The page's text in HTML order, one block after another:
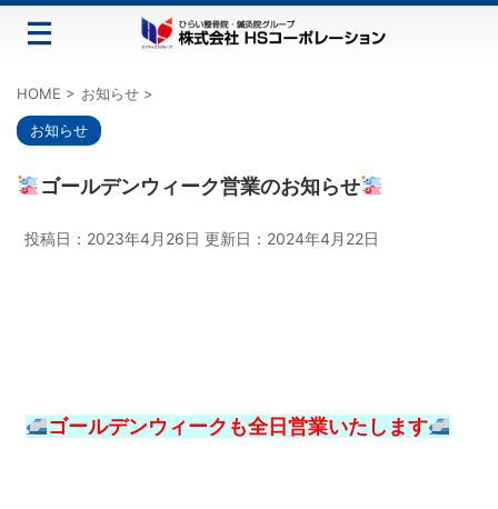
HOME > お知らせ >
お知らせ
ゴールデンウィーク営業のお知らせ
投稿日：2023年4月26日 更新日： 2024年4月22日
ゴールデンウィークも全日営業いたします